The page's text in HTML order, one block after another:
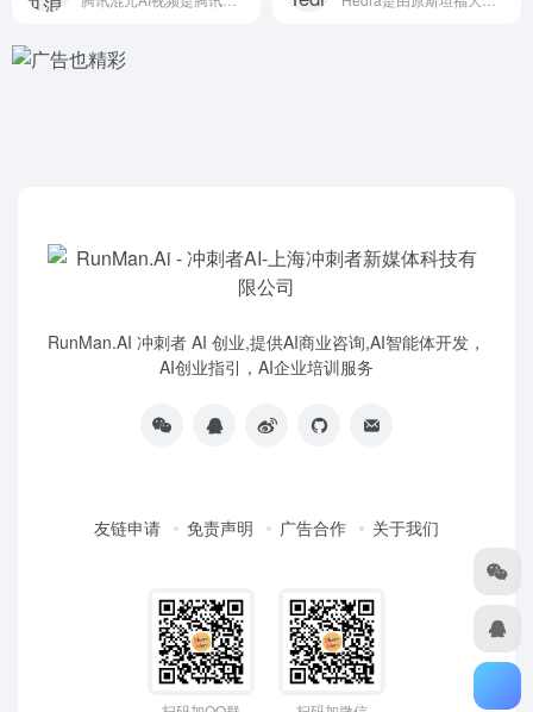
RunMan.AI 冲刺者 AI 创业,提供AI商业咨询,AI智能体开发，
AI创业指引，AI企业培训服务
友链申请 免责声明 广告合作 关于我们